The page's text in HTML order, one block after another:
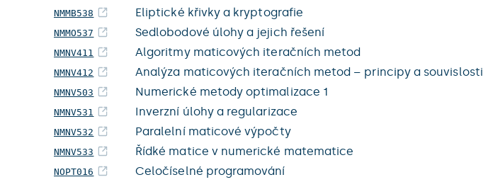
NMMB538 Eliptické křivky a kryptografie
NMMO537 Sedlobodové úlohy a jejich řešení
NMNV411 Algoritmy maticových iteračních metod
NMNV412 Analýza maticových iteračních metod – principy a souvislosti
NMNV503 Numerické metody optimalizace 1
NMNV531 Inverzní úlohy a regularizace
NMNV532 Paralelní maticové výpočty
NMNV533 Řídké matice v numerické matematice
NOPT016 Celočíselné programování